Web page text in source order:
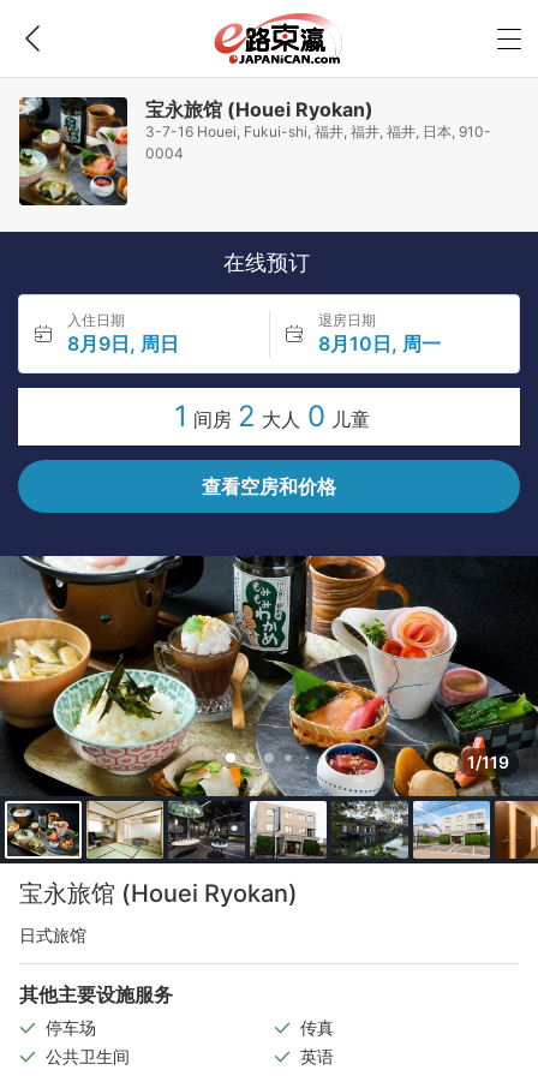
宝永旅馆 (Houei Ryokan)
3-7-16 Houei, Fukui-shi, 福井, 福井, 福井, 日本, 910-
0004
在线预订
入住日期
8月9日, 周日
退房日期
8月10日, 周一
1 间房 2 大人 0 儿童
查看空房和价格
1/119
宝永旅馆 (Houei Ryokan)
日式旅馆
其他主要设施服务
停车场
传真
公共卫生间
英语